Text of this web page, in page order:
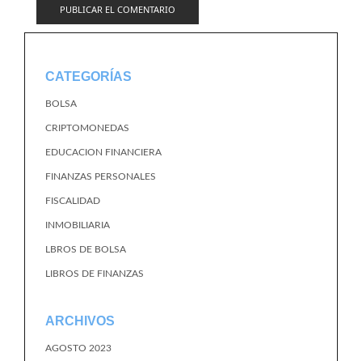
CATEGORÍAS
BOLSA
CRIPTOMONEDAS
EDUCACION FINANCIERA
FINANZAS PERSONALES
FISCALIDAD
INMOBILIARIA
LBROS DE BOLSA
LIBROS DE FINANZAS
ARCHIVOS
AGOSTO 2023